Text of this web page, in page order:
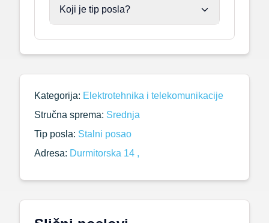
Koji je tip posla?
Kategorija: Elektrotehnika i telekomunikacije
Stručna sprema: Srednja
Tip posla: Stalni posao
Adresa: Durmitorska 14 ,